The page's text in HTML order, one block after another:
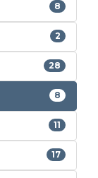
8
2
28
8
11
17